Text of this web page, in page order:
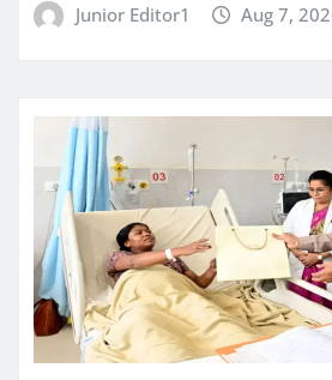
Junior Editor1 Aug 7,